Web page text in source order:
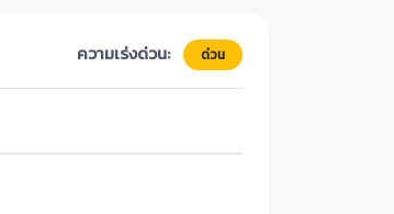
ความเร่งด่วน: ด่วน